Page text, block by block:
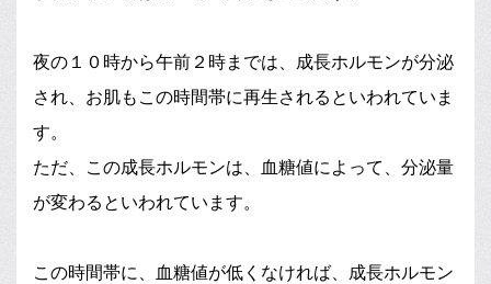
夜の１０時から午前２時までは、成長ホルモンが分泌
され、お肌もこの時間帯に再生されるといわれていま
す。
ただ、この成長ホルモンは、血糖値によって、分泌量
が変わるといわれています。
この時間帯に、血糖値が低くなければ、成長ホルモン